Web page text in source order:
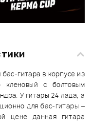
бас-гитара в корпусе из
кленовый с болтовым
У гитары 24 лада, а
для бас-гитары –
цене данная гитара